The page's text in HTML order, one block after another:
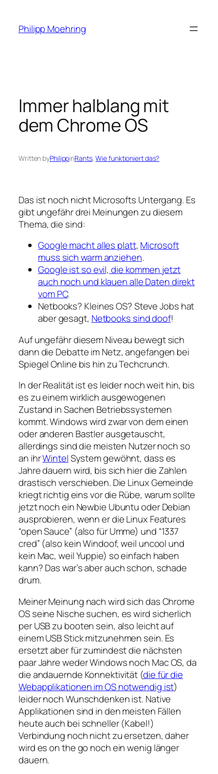
content
Philipp Moehring
Immer halblang mit
dem Chrome OS
Written byPhilippinRants, Wie funktioniert das?
Das ist noch nicht Microsofts Untergang. Es
gibt ungefähr drei Meinungen zu diesem
Thema, die sind:
Google macht alles platt, Microsoft
muss sich warm anziehen.
Google ist so evil, die kommen jetzt
auch noch und klauen alle Daten direkt
vom PC.
Netbooks? Kleines OS? Steve Jobs hat
aber gesagt, Netbooks sind doof!
Auf ungefähr diesem Niveau bewegt sich
dann die Debatte im Netz, angefangen bei
Spiegel Online bis hin zu Techcrunch.
In der Realität ist es leider noch weit hin, bis
es zu einem wirklich ausgewogenen
Zustand in Sachen Betriebssystemen
kommt. Windows wird zwar von dem einen
oder anderen Bastler ausgetauscht,
allerdings sind die meisten Nutzer noch so
an ihrWintelSystem gewöhnt, dass es
Jahre dauern wird, bis sich hier die Zahlen
drastisch verschieben. Die Linux Gemeinde
kriegt richtig eins vor die Rübe, warum sollte
jetzt noch ein Newbie Ubuntu oder Debian
ausprobieren, wenn er die Linux Features
“open Sauce” (also für Umme) und “1337
cred” (also kein Windoof, weil uncool und
kein Mac, weil Yuppie) so einfach haben
kann? Das war’s aber auch schon, schade
drum.
Meiner Meinung nach wird sich das Chrome
OS seine Nische suchen, es wird sicherlich
per USB zu booten sein, also leicht auf
einem USB Stick mitzunehmen sein. Es
ersetzt aber für zumindest die nächsten
paar Jahre weder Windows noch Mac OS, da
die andauernde Konnektivität (die für die
Webapplikationen im OS notwendig ist)
leider noch Wunschdenken ist. Native
Applikationen sind in den meisten Fällen
heute auch bei schneller (Kabel!)
Verbindung noch nicht zu ersetzen, daher
wird es on the go noch ein wenig länger
dauern.